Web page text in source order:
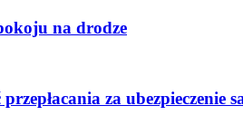
na drodze
za ubezpieczenie